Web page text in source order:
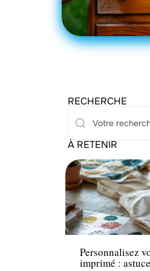
RECHERCHE
À RETENIR
Loisirs
Personnalisez
imprimé :